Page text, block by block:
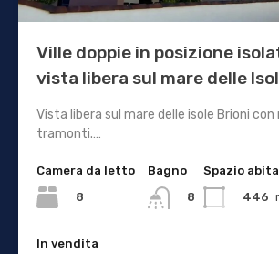
Ville doppie in posizione
vista libera sul mare delle
Vista libera sul mare delle isole Brioni con
tramonti.…
Camera da letto
8
Bagno
8
Spazio
446
In vendita